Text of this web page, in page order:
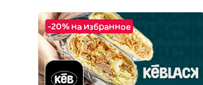
-20% на избранное